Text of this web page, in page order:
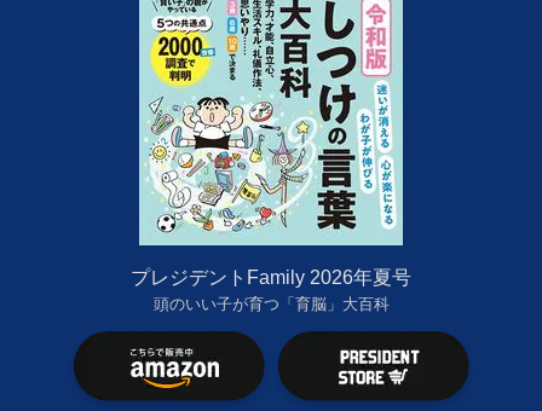
プレジデントFamily 2026年夏号
頭のいい子が育つ「育脳」大百科